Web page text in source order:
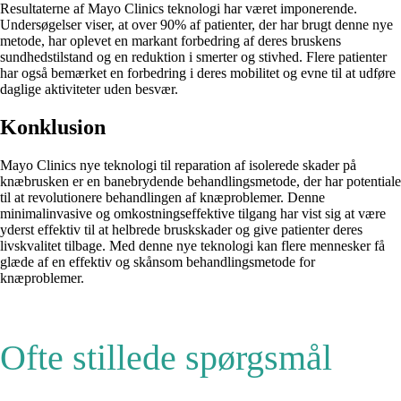
Resultaterne af Mayo Clinics teknologi har været imponerende.
Undersøgelser viser, at over 90% af patienter, der har brugt denne nye
metode, har oplevet en markant forbedring af deres bruskens
sundhedstilstand og en reduktion i smerter og stivhed. Flere patienter
har også bemærket en forbedring i deres mobilitet og evne til at udføre
daglige aktiviteter uden besvær.
Konklusion
Mayo Clinics nye teknologi til reparation af isolerede skader på
knæbrusken er en banebrydende behandlingsmetode, der har potentiale
til at revolutionere behandlingen af knæproblemer. Denne
minimalinvasive og omkostningseffektive tilgang har vist sig at være
yderst effektiv til at helbrede bruskskader og give patienter deres
livskvalitet tilbage. Med denne nye teknologi kan flere mennesker få
glæde af en effektiv og skånsom behandlingsmetode for
knæproblemer.
Ofte stillede spørgsmål